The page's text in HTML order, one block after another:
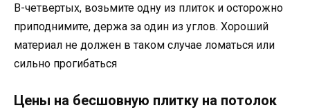
В-четвертых, возьмите одну из плиток и осторожно
приподнимите, держа за один из углов. Хороший
материал не должен в таком случае ломаться или
сильно прогибаться
Цены на бесшовную плитку на потолок